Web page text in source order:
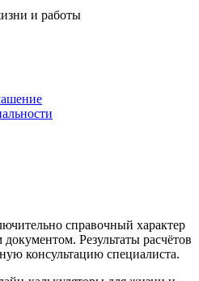
и работы
справочный характер
Результаты расчётов
консультацию специалиста.